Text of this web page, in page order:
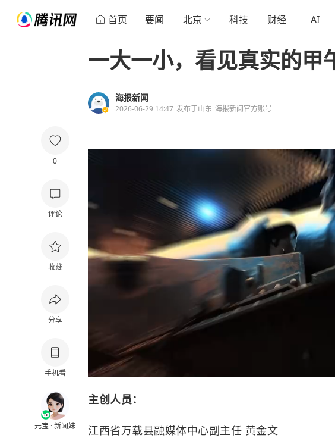
首页 要闻 北京 科技 财经 AI
0
评论
收藏
分享
手机看
元宝 · 新闻妹
一大一小，看见真实的甲
海报新闻
2026-06-29 14:47 发布于山东 海报新闻官方账号
主创人员：
江西省万载县融媒体中心副主任 黄金文